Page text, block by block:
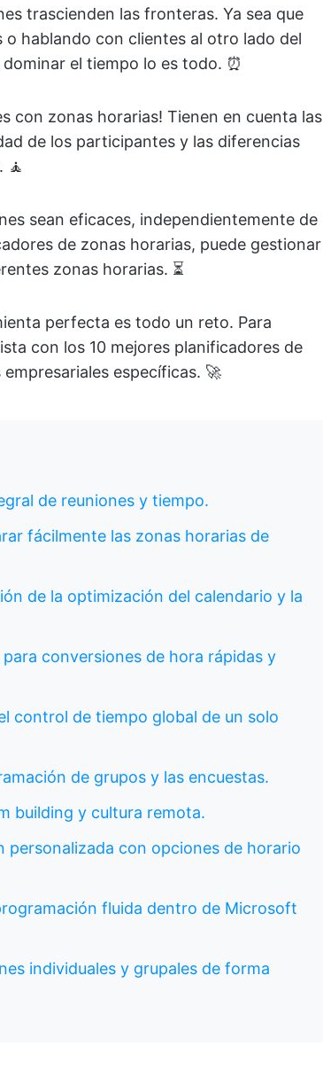
trascienden las fronteras. Ya sea que
hablando con clientes al otro lado del
el tiempo lo es todo. ⏰
con zonas horarias! Tienen en cuenta las
de los participantes y las diferencias
🧘
sean eficaces, independientemente de
de zonas horarias, puede gestionar
zonas horarias. ⏳
perfecta es todo un reto. Para
con los 10 mejores planificadores de
específicas. 🚀
de reuniones y tiempo.
fácilmente las zonas horarias de
de la optimización del calendario y la
para conversiones de hora rápidas y
control de tiempo global de un solo
de grupos y las encuestas.
building y cultura remota.
personalizada con opciones de horario
fluida dentro de Microsoft
individuales y grupales de forma